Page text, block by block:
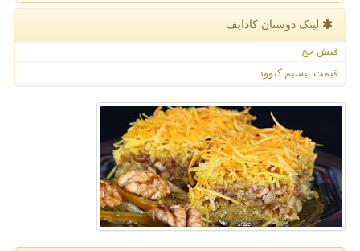
لینک دوستان كادایف
فیش حج
قیمت بیسیم کنوود